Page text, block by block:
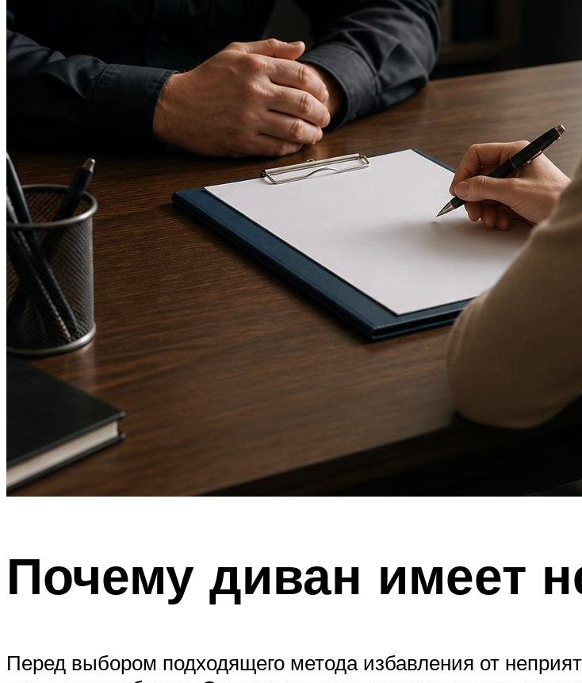
Почему диван имеет
Перед выбором подходящего метода избавления от